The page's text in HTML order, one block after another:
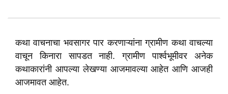
कथा वाचनाचा भवसागर पार करणाऱ्यांना ग्रामीण कथा वाचल्या
वाचून किनारा सापडत नाही. ग्रामीण पार्श्वभूमीवर अनेक
कथाकारांनी आपल्या लेखण्या आजमावल्या आहेत आणि आजही
आजमावत आहेत.